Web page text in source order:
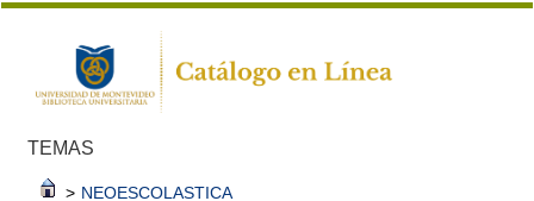
TEMAS
> NEOESCOLASTICA